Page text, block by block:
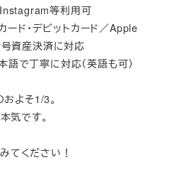
Instagram等利用可
ード・デビットカード／Apple
資産決済に対応
語で丁寧に対応（英語も可）
よそ1/3。
気です。
てください！